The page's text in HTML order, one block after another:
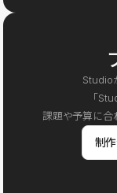
Studio
「
課題や予算に合
制